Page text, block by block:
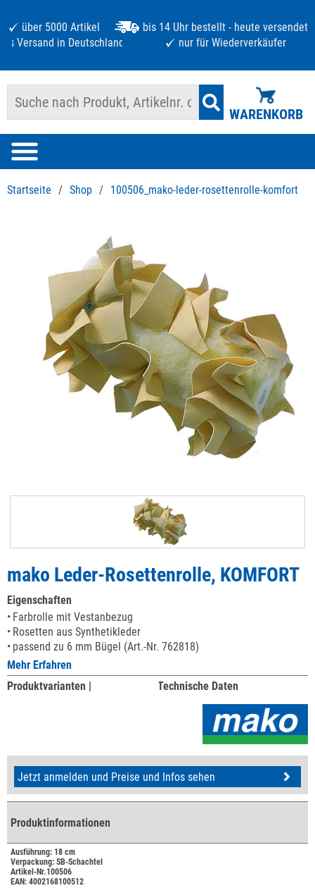
über 5000 Artikel
bis 14 Uhr bestellt - heute versendet
Versand in Deutschland ab 125 €
nur für Wiederverkäufer
WARENKORB
Startseite / Shop / 100506_mako-leder-rosettenrolle-komfort
mako Leder-Rosettenrolle, KOMFORT
Eigenschaften
Farbrolle mit Vestanbezug
Rosetten aus Synthetikleder
passend zu 6 mm Bügel (Art.-Nr. 762818)
Mehr Erfahren
Produktvarianten |
Technische Daten
Jetzt anmelden und Preise und Infos sehen
Produktinformationen
Ausführung: 18 cm
Verpackung: SB-Schachtel
Artikel-Nr.100506
EAN: 4002168100512